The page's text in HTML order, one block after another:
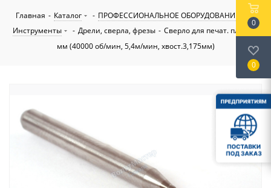
Главная - Каталог - ПРОФЕССИОНАЛЬНОЕ ОБОРУДОВАНИЕ
-
Инструменты
- Дрели, сверла, фрезы - Сверло для печат. плат 1,4
мм (40000 об/мин, 5,4м/мин, хвост.3,175мм)
0
0